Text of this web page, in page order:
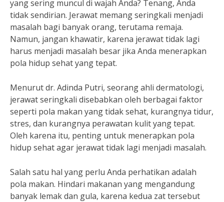
yang sering muncul di wajah Anda? Tenang, Anda
tidak sendirian. Jerawat memang seringkali menjadi
masalah bagi banyak orang, terutama remaja.
Namun, jangan khawatir, karena jerawat tidak lagi
harus menjadi masalah besar jika Anda menerapkan
pola hidup sehat yang tepat.
Menurut dr. Adinda Putri, seorang ahli dermatologi,
jerawat seringkali disebabkan oleh berbagai faktor
seperti pola makan yang tidak sehat, kurangnya tidur,
stres, dan kurangnya perawatan kulit yang tepat.
Oleh karena itu, penting untuk menerapkan pola
hidup sehat agar jerawat tidak lagi menjadi masalah.
Salah satu hal yang perlu Anda perhatikan adalah
pola makan. Hindari makanan yang mengandung
banyak lemak dan gula, karena kedua zat tersebut